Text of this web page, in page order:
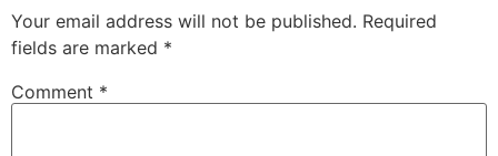
Your email address will not be published. Required
fields are marked *
Comment *